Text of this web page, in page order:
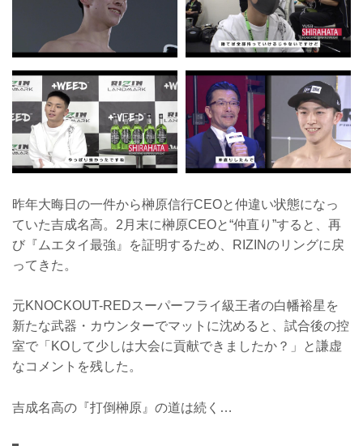
昨年大晦日の一件から榊原信行CEOと仲違い状態になっ
ていた吉成名高。2月末に榊原CEOと“仲直り”すると、再
び『ムエタイ最強』を証明するため、RIZINのリングに戻
ってきた。
元KNOCKOUT-REDスーパーフライ級王者の白幡裕星を
新たな武器・カウンターでマットに沈めると、試合後の控
室で「KOして少しは大会に貢献できましたか？」と謙虚
なコメントを残した。
吉成名高の『打倒榊原』の道は続く…